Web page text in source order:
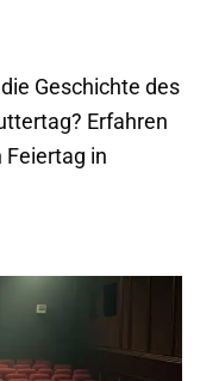
Geschichte des
Erfahren
Feiertag in